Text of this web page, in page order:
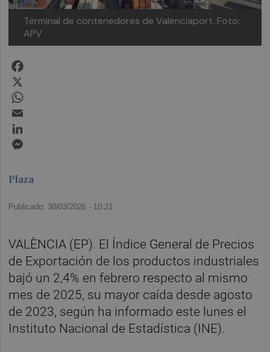
Terminal de contenedores de Valenciaport. Foto:
APV
Plaza
Publicado: 30/03/2026 · 10:21
VALÈNCIA (EP). El Índice General de Precios
de Exportación de los productos industriales
bajó un 2,4% en febrero respecto al mismo
mes de 2025, su mayor caída desde agosto
de 2023, según ha informado este lunes el
Instituto Nacional de Estadística (INE).